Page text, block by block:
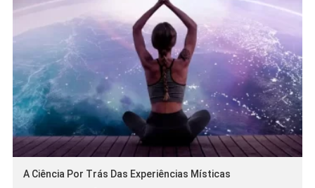
A Ciência Por Trás Das Experiências Místicas